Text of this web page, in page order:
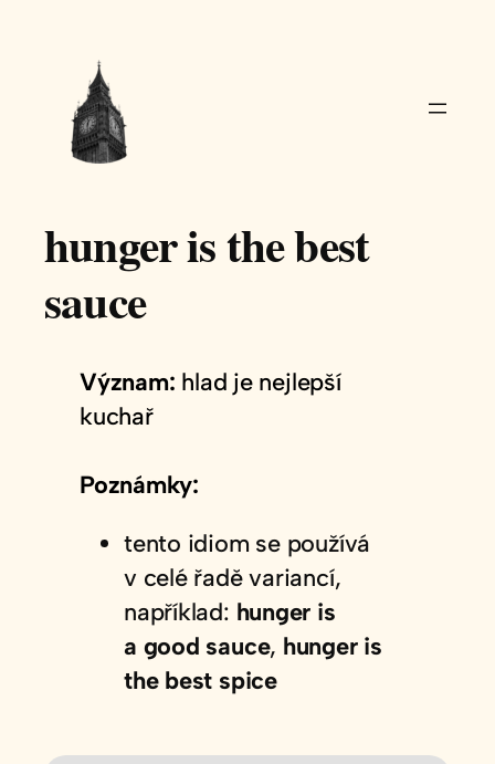
hunger is the best
sauce
Význam: hlad je nejlepší
kuchař
Poznámky:
tento idiom se používá
v celé řadě variancí,
například: hunger is
a good sauce, hunger is
the best spice